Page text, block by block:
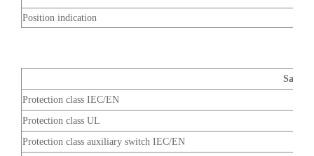
Position indication
Safety
Protection class IEC/EN
Protection class UL
Protection class auxiliary switch IEC/EN